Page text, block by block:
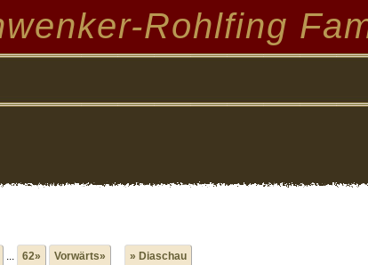
Rohlfing
... 62» Vorwärts» » Diaschau